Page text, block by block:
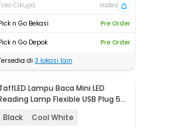
Cikupa
Habis
n Go Bekasi
Pre Order
n Go Depok
Pre Order
di 3 lokasi lain
Lampu Baca Mini LED
Lamp Flexible USB Plug 5V
Black Cool White